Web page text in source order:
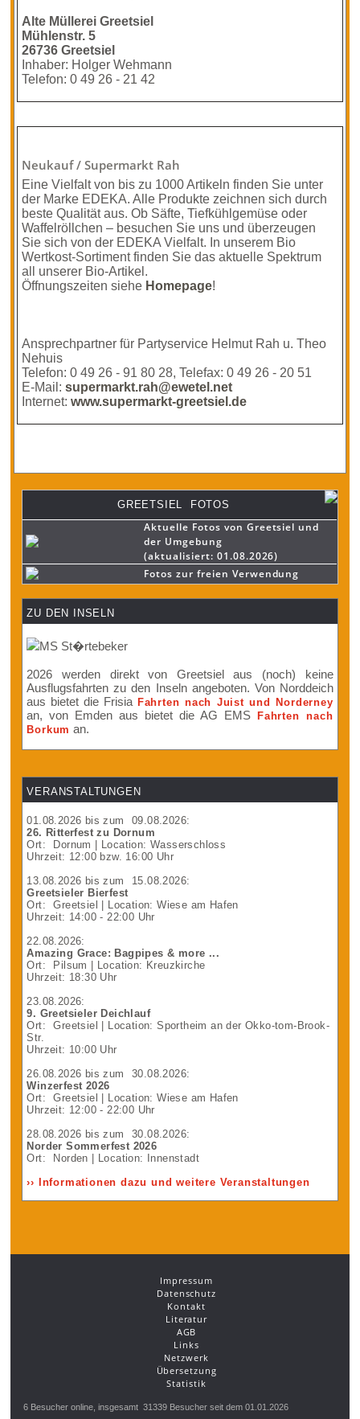
Alte Müllerei Greetsiel
Mühlenstr. 5
26736 Greetsiel
Inhaber: Holger Wehmann
Telefon: 0 49 26 - 21 42
Neukauf / Supermarkt Rah
Eine Vielfalt von bis zu 1000 Artikeln finden Sie unter
der Marke EDEKA. Alle Produkte zeichnen sich durch
beste Qualität aus. Ob Säfte, Tiefkühlgemüse oder
Waffelröllchen – besuchen Sie uns und überzeugen
Sie sich von der EDEKA Vielfalt. In unserem Bio
Wertkost-Sortiment finden Sie das aktuelle Spektrum
all unserer Bio-Artikel.
Öffnungszeiten siehe Homepage!
Ansprechpartner für Partyservice Helmut Rah u. Theo
Nehuis
Telefon: 0 49 26 - 91 80 28, Telefax: 0 49 26 - 20 51
E-Mail:supermarkt.rah@ewetel.net
Internet:www.supermarkt-greetsiel.de
GREETSIEL FOTOS
Aktuelle Fotos von Greetsiel und
der Umgebung
(aktualisiert: 01.08.2026)
Fotos zur freien Verwendung
ZU DEN INSELN
2026 werden direkt von Greetsiel aus (noch) keine
Ausflugsfahrten zu den Inseln angeboten. Von Norddeich
aus bietet die Frisia Fahrten nach Juist und Norderney
an, von Emden aus bietet die AG EMSFahrten nach
Borkum an.
VERANSTALTUNGEN
01.08.2026 bis zum 09.08.2026:
26. Ritterfest zu Dornum
Ort:
Dornum
| Location: Wasserschloss
Uhrzeit: 12:00 bzw. 16:00 Uhr
13.08.2026 bis zum 15.08.2026:
Greetsieler Bierfest
Ort:
Greetsiel
| Location: Wiese am Hafen
Uhrzeit: 14:00 - 22:00 Uhr
22.08.2026:
Amazing Grace: Bagpipes & more ...
Ort:
Pilsum
| Location: Kreuzkirche
Uhrzeit: 18:30 Uhr
23.08.2026:
9. Greetsieler Deichlauf
Ort:
Greetsiel
| Location: Sportheim an der Okko-tom-Brook-
Str.
Uhrzeit: 10:00 Uhr
26.08.2026 bis zum 30.08.2026:
Winzerfest 2026
Ort:
Greetsiel
| Location: Wiese am Hafen
Uhrzeit: 12:00 - 22:00 Uhr
28.08.2026 bis zum 30.08.2026:
Norder Sommerfest 2026
Ort:
Norden | Location: Innenstadt
›› Informationen dazu und weitere Veranstaltungen
Impressum
Datenschutz
Kontakt
Literatur
AGB
Links
Netzwerk
Übersetzung
Statistik